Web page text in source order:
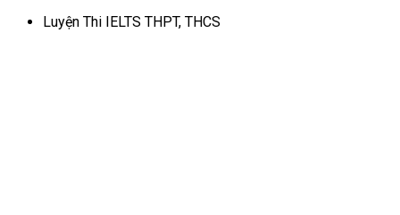
Luyện Thi IELTS THPT, THCS